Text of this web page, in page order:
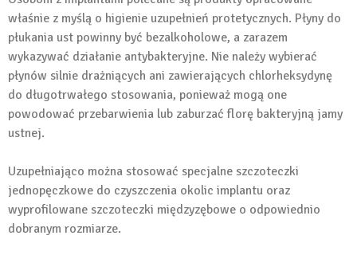
właśnie z myślą o higienie uzupełnień protetycznych. Płyny do
płukania ust powinny być bezalkoholowe, a zarazem
wykazywać działanie antybakteryjne. Nie należy wybierać
płynów silnie drażniących ani zawierających chlorheksydynę
do długotrwałego stosowania, ponieważ mogą one
powodować przebarwienia lub zaburzać florę bakteryjną jamy
ustnej.
Uzupełniająco można stosować specjalne szczoteczki
jednopęczkowe do czyszczenia okolic implantu oraz
wyprofilowane szczoteczki międzyzębowe o odpowiednio
dobranym rozmiarze.